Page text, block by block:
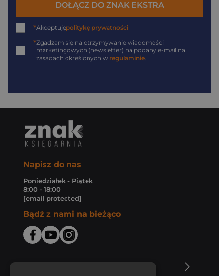
DOŁĄCZ DO ZNAK EKSTRA
*Akceptujępolitykę prywatności
*Zgadzam się na otrzymywanie wiadomości
marketingowych (newsletter) na podany e-mail na
zasadach określonych w regulaminie.
Napisz do nas
Poniedziałek - Piątek
8:00 - 18:00
[email protected]
Bądź z nami na bieżąco